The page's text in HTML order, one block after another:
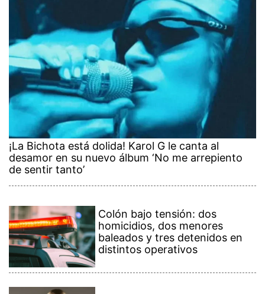
¡La Bichota está dolida! Karol G le canta al
desamor en su nuevo álbum ‘No me arrepiento
de sentir tanto’
Colón bajo tensión: dos
homicidios, dos menores
baleados y tres detenidos en
distintos operativos